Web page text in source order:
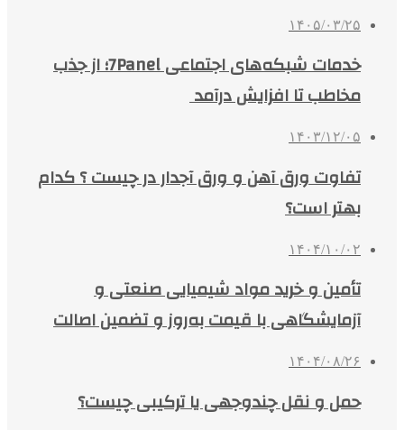
۱۴۰۵/۰۳/۲۵
خدمات شبکه‌های اجتماعی 7Panel؛ از جذب
مخاطب تا افزایش درآمد
۱۴۰۳/۱۲/۰۵
تفاوت ورق آهن و ورق آجدار در چیست ؟ کدام
بهتر است؟
۱۴۰۴/۱۰/۰۲
تأمین و خرید مواد شیمیایی صنعتی و
آزمایشگاهی با قیمت به‌روز و تضمین اصالت
۱۴۰۴/۰۸/۲۶
حمل و نقل چندوجهی یا ترکیبی چیست؟